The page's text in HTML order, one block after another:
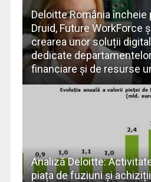
Deloitte România încheie
Druid, Future WorkForce
crearea unor soluții
dedicate
financiare și de resurse
Analiză Deloitte:
piața de fuziuni și